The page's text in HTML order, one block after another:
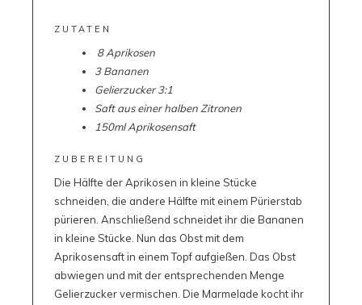
ZUTATEN
8 Aprikosen
3 Bananen
Gelierzucker 3:1
Saft aus einer halben Zitronen
150ml Aprikosensaft
ZUBEREITUNG
Die Hälfte der Aprikosen in kleine Stücke
schneiden, die andere Hälfte mit einem Pürierstab
pürieren. Anschließend schneidet ihr die Bananen
in kleine Stücke. Nun das Obst mit dem
Aprikosensaft in einem Topf aufgießen. Das Obst
abwiegen und mit der entsprechenden Menge
Gelierzucker vermischen. Die Marmelade kocht ihr